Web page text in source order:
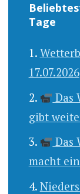
Tage
17.07.2026
Das
gibt
Das
macht